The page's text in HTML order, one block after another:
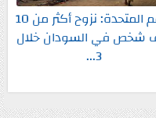
الأمم المتحدة: نزوح أكثر من 10
شخص في السودان خلال
3...